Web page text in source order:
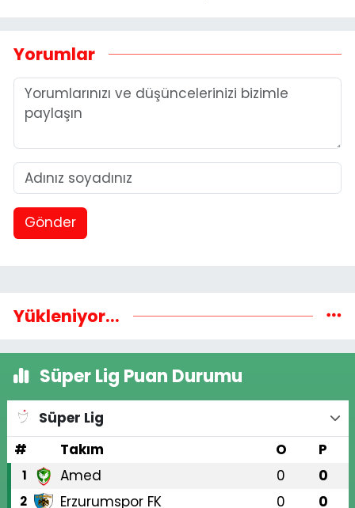
Yorumlar
Gönder
Yükleniyor...
Süper Lig Puan Durumu
Süper Lig
#
Takım O P
1 Amed 0 0
2 Erzurumspor FK 0 0